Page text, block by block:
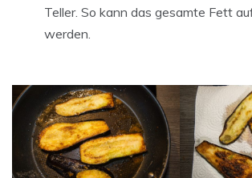
Teller. So kann das gesamte Fett
werden.